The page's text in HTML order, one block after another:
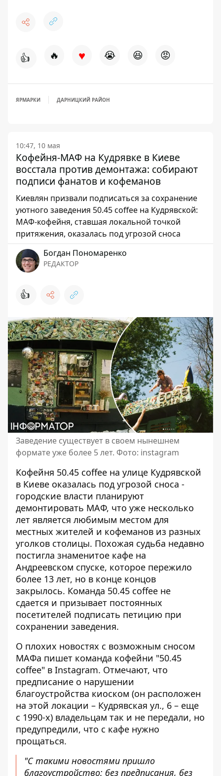
👍 🔥 ♥ 😭 😆 😡
ЯРМАРКИ ДАРНИЦКИЙ РАЙОН
10:47, 10 мая
Кофейня-МАФ на Кудрявке в Киеве
восстала против демонтажа: собирают
подписи фанатов и кофеманов
Киевлян призвали подписаться за сохранение
уютного заведения 50.45 coffee на Кудрявской:
МАФ-кофейня, ставшая локальной точкой
притяжения, оказалась под угрозой сноса
Богдан Пономаренко
РЕДАКТОР
👍
Заведение существует в своем нынешнем
формате уже более 5 лет. Фото: instagram
Кофейня 50.45 coffee на улице Кудрявской
в ​​Киеве оказалась под угрозой сноса -
городские власти планируют
демонтировать МАФ, что уже несколько
лет является любимым местом для
местных жителей и кофеманов из разных
уголков столицы. Похожая судьба недавно
постигла знаменитое кафе на
Андреевском спуске, которое пережило
более 13 лет, но в конце концов
закрылось. Команда 50.45 coffee не
сдается и призывает постоянных
посетителей подписать петицию при
сохранении заведения.
О плохих новостях с возможным сносом
МАФа пишет команда кофейни "50.45
coffee" в Instagram. Отмечают, что
предписание о нарушении
благоустройства киоском (он расположен
на этой локации – Кудрявская ул., 6 – еще
с 1990-х) владельцам так и не передали, но
предупредили, что с кафе нужно
прощаться.
"С такими новостями пришло
благоустройство: без предписания, без